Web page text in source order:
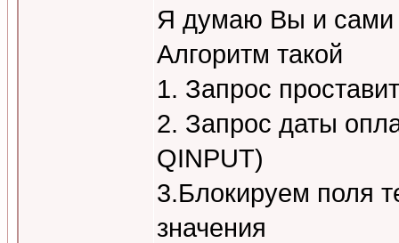
Я думаю Вы и сами
Алгоритм такой
1. Запрос
2. Запрос даты
QINPUT)
3.Блокируем поля
значения